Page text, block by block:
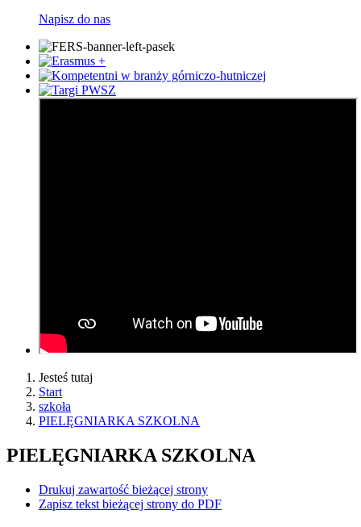
Napisz do nas
Jesteś tutaj
Start
szkoła
PIELĘGNIARKA SZKOLNA
PIELĘGNIARKA SZKOLNA
Drukuj zawartość bieżącej strony
Zapisz tekst bieżącej strony do PDF